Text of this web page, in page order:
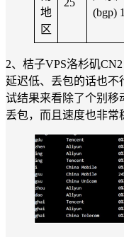
地
区
(bgp)
2、桔子VPS洛杉矶
延迟低、丢包的话也不
试结果来看除了个别移
丢包，而且速度也非常